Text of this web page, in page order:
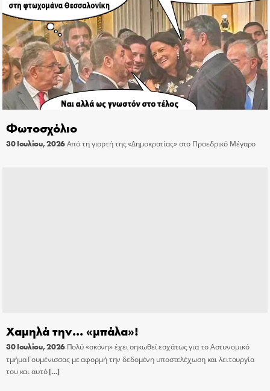
Φωτοσχόλιο
30 Ιουλίου, 2026Από τη γιορτή της «Δημοκρατίας» στο Προεδρικό Μέγαρο
Χαμηλά την… «μπάλα»!
30 Ιουλίου, 2026 Πολύ «σκόνη» έχει σηκωθεί εσχάτως για το Αστυνομικό
τμήμα Γουμένισσας με αφορμή την δεδομένη υποστελέχωση και λειτουργία
του και αυτό[…]